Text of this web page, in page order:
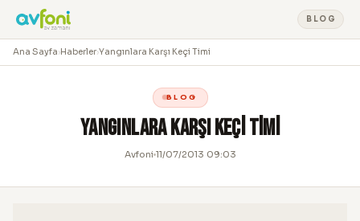
BLOG
Ana Sayfa›Haberler›Yangınlara Karşı Keçi Timi
BLOG
Yangınlara Karşı Keçi Timi
Avfoni 11/07/2013 09:03